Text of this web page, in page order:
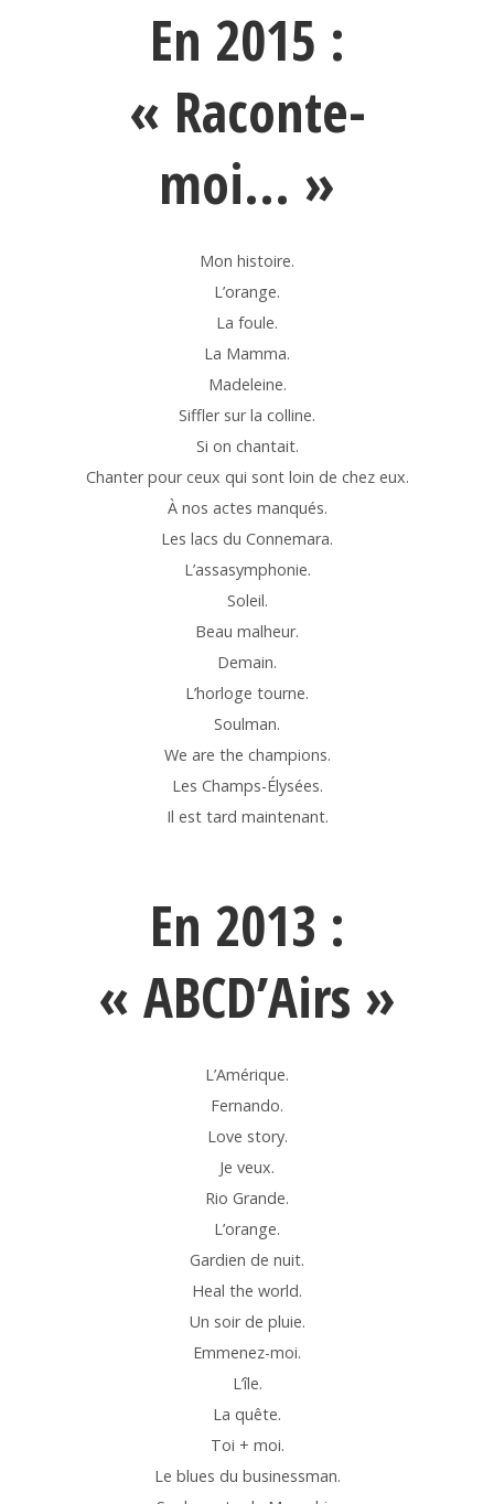
En 2015 :
« Raconte-
moi… »
Mon histoire.
L’orange.
La foule.
La Mamma.
Madeleine.
Siffler sur la colline.
Si on chantait.
Chanter pour ceux qui sont loin de chez eux.
À nos actes manqués.
Les lacs du Connemara.
L’assasymphonie.
Soleil.
Beau malheur.
Demain.
L’horloge tourne.
Soulman.
We are the champions.
Les Champs-Élysées.
Il est tard maintenant.
En 2013 :
« ABCD’Airs »
L’Amérique.
Fernando.
Love story.
Je veux.
Rio Grande.
L’orange.
Gardien de nuit.
Heal the world.
Un soir de pluie.
Emmenez-moi.
L’île.
La quête.
Toi + moi.
Le blues du businessman.